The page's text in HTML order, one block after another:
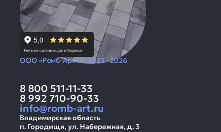
ООО «Ромб-Арт» © 2023 - 2026
8 800 511-11-33
8 992 710-90-33
info@romb-art.ru
Владимирская область
п. Городищи, ул. Набережная, д. 3